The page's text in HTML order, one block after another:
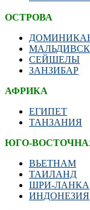
ОСТРОВА
СЕЙШЕЛЫ
ЗАНЗИБАР
АФРИКА
ЕГИПЕТ
ТАНЗАНИЯ
ЮГО-
ВЬЕТНАМ
ТАИЛАНД
ШРИ-ЛАНКА
ИНДОНЕЗИЯ